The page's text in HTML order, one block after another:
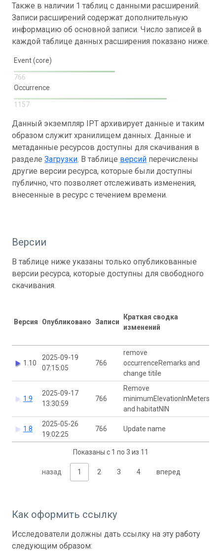
Также в наличии 1 таблиц с данными расширений.
Записи расширений содержат дополнительную
информацию об основной записи. Число записей в
каждой таблице данных расширения показано ниже.
Event (core)
766
Occurrence
1157
Данный экземпляр IPT архивирует данные и таким
образом служит хранилищем данных. Данные и
метаданные ресурсов доступны для скачивания в
разделе Загрузки. В таблице версий перечислены
другие версии ресурса, которые были доступны
публично, что позволяет отслеживать изменения,
внесенные в ресурс с течением времени.
Версии
В таблице ниже указаны только опубликованные
версии ресурса, которые доступны для свободного
скачивания.
Версия Опубликовано Записи
Краткая сводка
изменений
1.10
2025-09-19
07:15:05
766
remove
occurrenceRemarks and
change titile
1.9
2025-09-17
13:30:59
766
Remove
minimumElevationInMeters
and habitatNIN
1.8
2025-05-26
19:02:25
766 Update name
Показаны с 1 по 3 из 11
назад 1 2 3 4 вперед
Как оформить ссылку
Исследователи должны дать ссылку на эту работу
следующим образом: